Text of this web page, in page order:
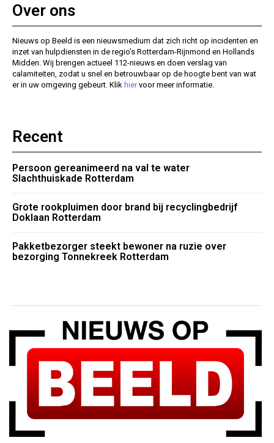
Over ons
Nieuws op Beeld is een nieuwsmedium dat zich richt op incidenten en
inzet van hulpdiensten in de regio’s Rotterdam-Rijnmond en Hollands
Midden. Wij brengen actueel 112-nieuws en doen verslag van
calamiteiten, zodat u snel en betrouwbaar op de hoogte bent van wat
er in uw omgeving gebeurt. Klik hiervoor meer informatie.
Recent
Persoon gereanimeerd na val te water
Slachthuiskade Rotterdam
Grote rookpluimen door brand bij recyclingbedrijf
Doklaan Rotterdam
Pakketbezorger steekt bewoner na ruzie over
bezorging Tonnekreek Rotterdam